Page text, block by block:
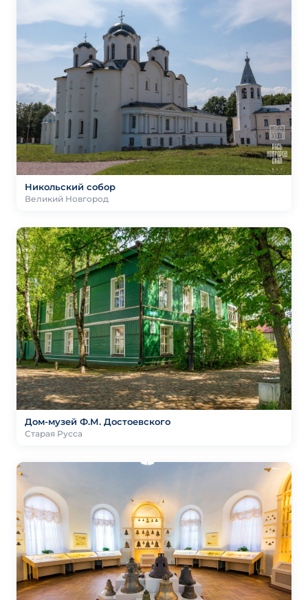
Никольский собор
Великий Новгород
Дом-музей Ф.М. Достоевского
Старая Русса